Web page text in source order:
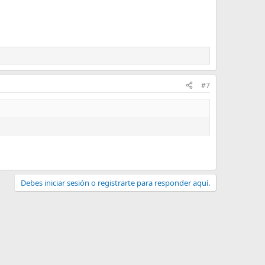
#7
Debes iniciar sesión o registrarte para responder aquí.